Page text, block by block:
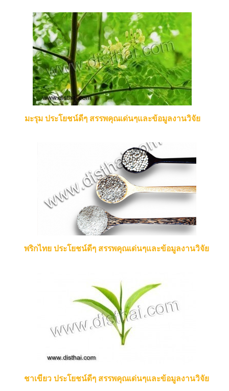
มะรุม ประโยชน์ดีๆ สรรพคุณเด่นๆและข้อมูลงานวิจัย
พริกไทย ประโยชน์ดีๆ สรรพคุณเด่นๆและข้อมูลงานวิจัย
ชาเขียว ประโยชน์ดีๆ สรรพคุณเด่นๆและข้อมูลงานวิจัย